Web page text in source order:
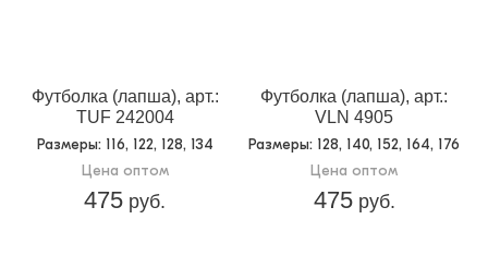
Футболка (лапша), арт.:
TUF 242004
Размеры: 116, 122, 128, 134
Цена оптом
475 руб.
Футболка (лапша), арт.:
VLN 4905
Размеры: 128, 140, 152, 164, 176
Цена оптом
475руб.